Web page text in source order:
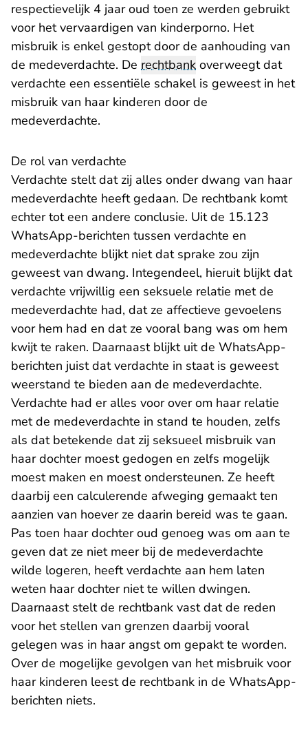
respectievelijk 4 jaar oud toen ze werden gebruikt
voor het vervaardigen van kinderporno. Het
misbruik is enkel gestopt door de aanhouding van
de medeverdachte. De rechtbank overweegt dat
verdachte een essentiële schakel is geweest in het
misbruik van haar kinderen door de
medeverdachte.
De rol van verdachte
Verdachte stelt dat zij alles onder dwang van haar
medeverdachte heeft gedaan. De rechtbank komt
echter tot een andere conclusie. Uit de 15.123
WhatsApp-berichten tussen verdachte en
medeverdachte blijkt niet dat sprake zou zijn
geweest van dwang. Integendeel, hieruit blijkt dat
verdachte vrijwillig een seksuele relatie met de
medeverdachte had, dat ze affectieve gevoelens
voor hem had en dat ze vooral bang was om hem
kwijt te raken. Daarnaast blijkt uit de WhatsApp-
berichten juist dat verdachte in staat is geweest
weerstand te bieden aan de medeverdachte.
Verdachte had er alles voor over om haar relatie
met de medeverdachte in stand te houden, zelfs
als dat betekende dat zij seksueel misbruik van
haar dochter moest gedogen en zelfs mogelijk
moest maken en moest ondersteunen. Ze heeft
daarbij een calculerende afweging gemaakt ten
aanzien van hoever ze daarin bereid was te gaan.
Pas toen haar dochter oud genoeg was om aan te
geven dat ze niet meer bij de medeverdachte
wilde logeren, heeft verdachte aan hem laten
weten haar dochter niet te willen dwingen.
Daarnaast stelt de rechtbank vast dat de reden
voor het stellen van grenzen daarbij vooral
gelegen was in haar angst om gepakt te worden.
Over de mogelijke gevolgen van het misbruik voor
haar kinderen leest de rechtbank in de WhatsApp-
berichten niets.